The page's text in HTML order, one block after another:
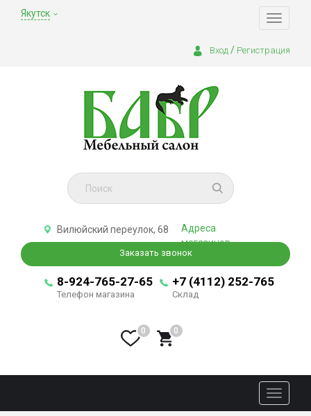
Якутск
Toggle
Вход / Регистрация
Вилюйский переулок, 68
Адреса
магазинов
Заказать звонок
8-924-765-27-65
Телефон магазина
+7 (4112) 252-765
Склад
0
0
Toggle